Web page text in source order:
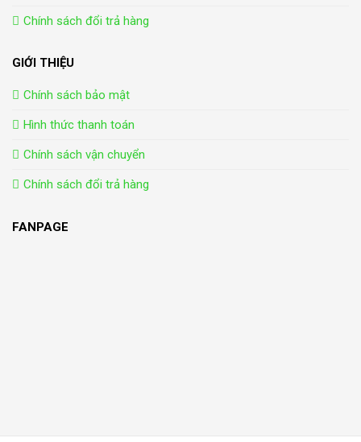
Chính sách đổi trả hàng
GIỚI THIỆU
Chính sách bảo mật
Hình thức thanh toán
Chính sách vận chuyển
Chính sách đổi trả hàng
FANPAGE